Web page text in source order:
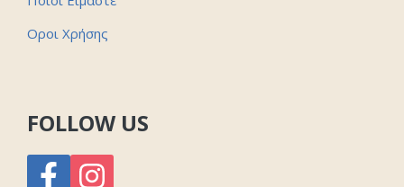
Οροι Χρήσης
FOLLOW US